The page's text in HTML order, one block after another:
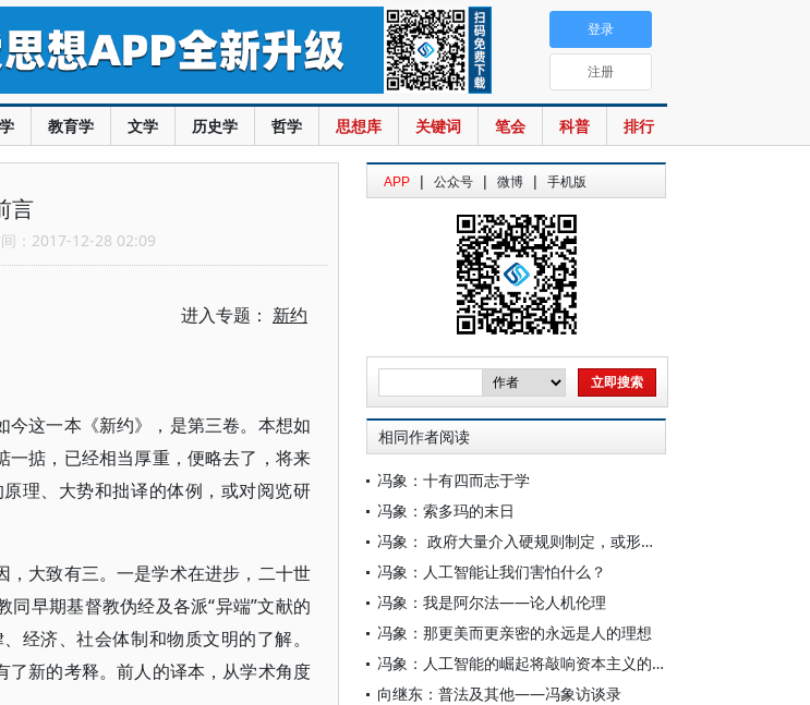
教育学 文学 历史学 哲学 思想库 关键词 笔会 科普 排行
登录
注册
言
：2017-12-28 02:09
进入专题： 新约
这一本《新约》，是第三卷。本想如
掂，已经相当厚重，便略去了，将来
理、大势和拙译的体例，或对阅览研
大致有三。一是学术在进步，二十世
早期基督教伪经及各派“异端”文献的
经济、社会体制和物质文明的了解。
了新的考释。前人的译本，从学术角度
APP | 公众号 | 微博 | 手机版
相同作者阅读
冯象：十有四而志于学
冯象：索多玛的末日
冯象： 政府大量介入硬规则制定，或形成新的计划经济
冯象：人工智能让我们害怕什么？
冯象：我是阿尔法——论人机伦理
冯象：那更美而更亲密的永远是人的理想
冯象：人工智能的崛起将敲响资本主义的丧钟
向继东：普法及其他——冯象访谈录